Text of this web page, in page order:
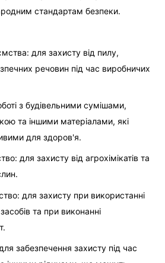
стандартам безпеки.
для захисту від пилу,
речовин під час виробничих
з будівельними сумішами,
та іншими матеріалами, які
для здоров'я.
для захисту від агрохімікатів та
для захисту при використанні
та при виконанні
забезпечення захисту під час